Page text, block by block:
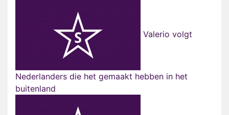
Valerio volgt
Nederlanders die het gemaakt hebben in het
buitenland